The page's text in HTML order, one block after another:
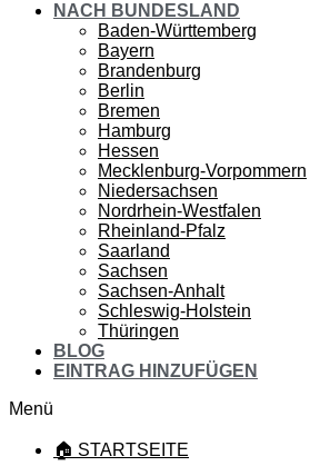
NACH BUNDESLAND
Baden-Württemberg
Bayern
Brandenburg
Berlin
Bremen
Hamburg
Hessen
Mecklenburg-Vorpommern
Niedersachsen
Nordrhein-Westfalen
Rheinland-Pfalz
Saarland
Sachsen
Sachsen-Anhalt
Schleswig-Holstein
Thüringen
BLOG
EINTRAG HINZUFÜGEN
Menü
🏠 STARTSEITE